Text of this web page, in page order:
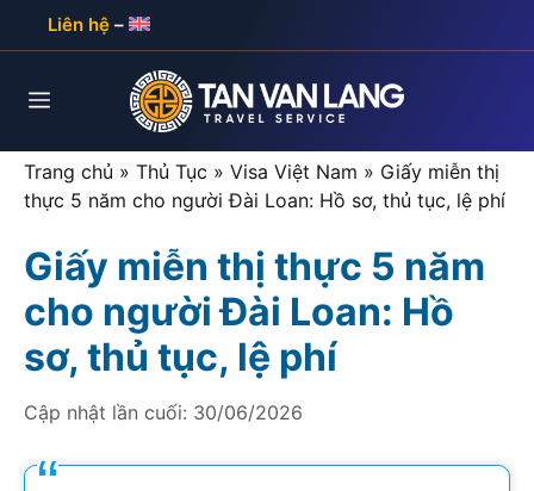
Liên hệ –
Menu
Trang chủ » Thủ Tục » Visa Việt Nam » Giấy miễn thị
thực 5 năm cho người Đài Loan: Hồ sơ, thủ tục, lệ phí
Giấy miễn thị thực 5 năm
cho người Đài Loan: Hồ
sơ, thủ tục, lệ phí
Cập nhật lần cuối: 30/06/2026